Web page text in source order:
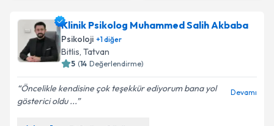
Klinik Psikolog Muhammed Salih Akbaba
Psikoloji +1diğer
Bitlis, Tatvan
5 (14 Değerlendirme)
Öncelikle kendisine çok teşekkür ediyorum bana yol
gösterici oldu ...
Devamı